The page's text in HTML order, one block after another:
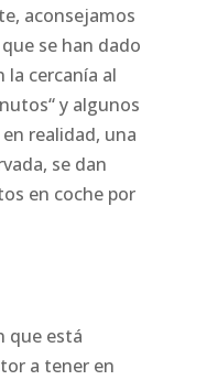
aconsejamos
se han dado
la cercanía al
y algunos
realidad, una
se dan
en coche por
que está
a tener en